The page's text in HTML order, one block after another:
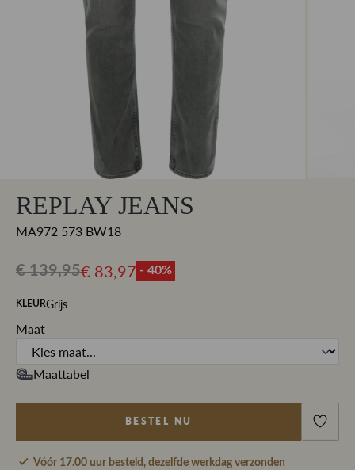
REPLAY JEANS
MA972 573 BW18
€ 139,95€ 83,97 - 40%
KLEURGrijs
Maat
Maattabel
BESTEL NU
Vóór 17.00 uur besteld, dezelfde werkdag verzonden